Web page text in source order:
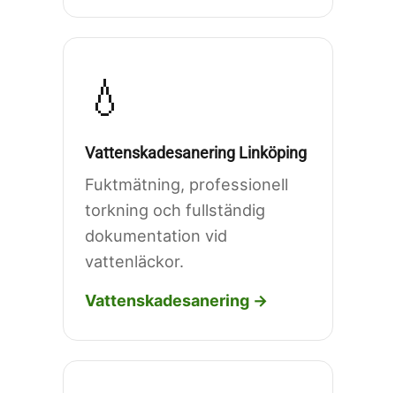
💧
Vattenskadesanering Linköping
Fuktmätning, professionell
torkning och fullständig
dokumentation vid
vattenläckor.
Vattenskadesanering →